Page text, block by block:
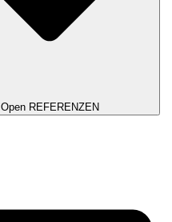
Open REFERENZEN